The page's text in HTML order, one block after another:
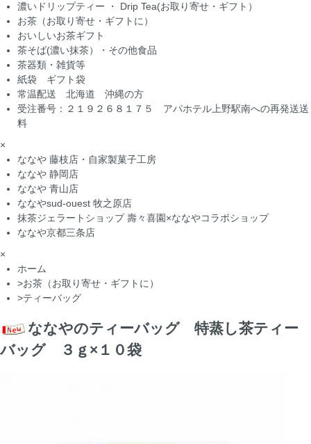
濃いドリップティー ・ Drip Tea(お取り寄せ・ギフト）
お茶（お取り寄せ・ギフトに）
おいしいお茶ギフト
茶そば(濃い抹茶）・その他食品
茶器類・雑貨等
紙袋 ギフト袋
常温配送 北海道 沖縄の方
受注番号：２１９２６８１７５ アパホテル上野駅南への再発送送
料
×
ななや 藤枝店・自家製菓子工房
ななや 静岡店
ななや 青山店
ななやsud-ouest 牧之原店
抹茶ジェラートショップ 壽々喜園×ななやコラボショップ
ななや京都三条店
×
ホーム
>お茶（お取り寄せ・ギフトに）
>ティーバッグ
ななやのティーバッグ 特蒸し茶ティー
バッグ ３ｇ×１０袋